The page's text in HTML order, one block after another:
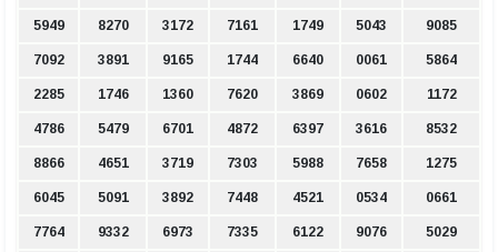
5949 8270 3172 7161 1749 5043 9085
7092 3891 9165 1744 6640 0061 5864
2285 1746 1360 7620 3869 0602 1172
4786 5479 6701 4872 6397 3616 8532
8866 4651 3719 7303 5988 7658 1275
6045 5091 3892 7448 4521 0534 0661
7764 9332 6973 7335 6122 9076 5029